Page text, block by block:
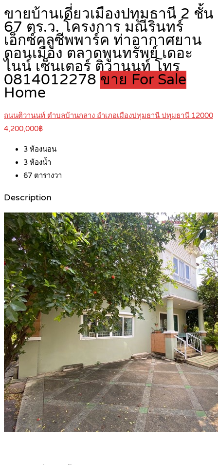
ขายบ้านเดี่ยวเมืองปทุมธานี 2 ชั้น
67 ตร.ว. โครงการ มณีรินทร์
เอ็กซ์คลูซีพพาร์ค ท่าอากาศยาน
ดอนเมือง ตลาดพูนทรัพย์ เดอะ
ไนน์ เซ็นเตอร์ ติวานนท์ โทร
0814012278 ขาย For Sale
Home
ถนนติวานนท์ ตำบลบ้านกลาง อำเภอเมืองปทุมธานี ปทุมธานี 12000
4,200,000฿
3 ห้องนอน
3 ห้องน้ำ
67 ตารางวา
Description